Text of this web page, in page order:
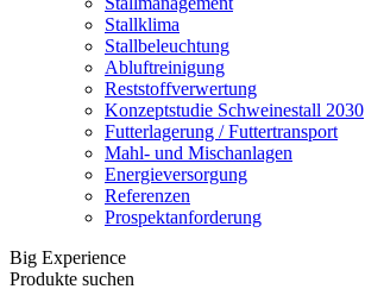
Stallklima
Stallbeleuchtung
Abluftreinigung
Reststoffverwertung
Konzeptstudie Schweinestall 2030
Futterlagerung / Futtertransport
Mahl- und Mischanlagen
Energieversorgung
Referenzen
Prospektanforderung
Big Experience
Produkte suchen